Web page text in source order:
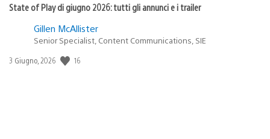
State of Play di giugno 2026: tutti gli annunci e i trailer
Gillen McAllister
Senior Specialist, Content Communications, SIE
Data
3 Giugno, 2026 16